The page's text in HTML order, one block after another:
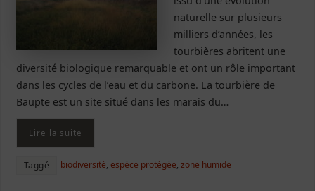
naturelle sur plusieurs
milliers d’années, les
tourbières abritent une
diversité biologique remarquable et ont un rôle important
dans les cycles de l’eau et du carbone. La tourbière de
Baupte est un site situé dans les marais du…
Lire la suite
Taggé biodiversité,espèce protégée,zone humide